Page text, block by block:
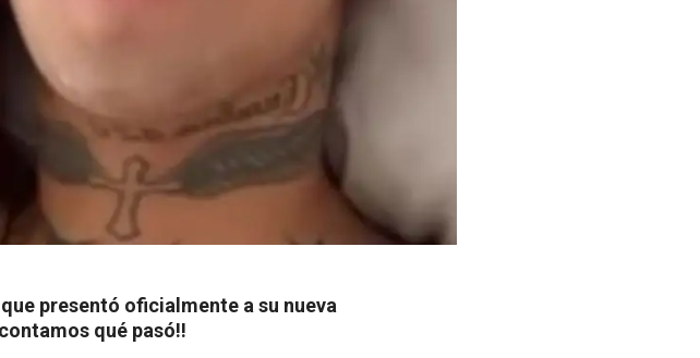
presentó oficialmente a su nueva
qué pasó!!